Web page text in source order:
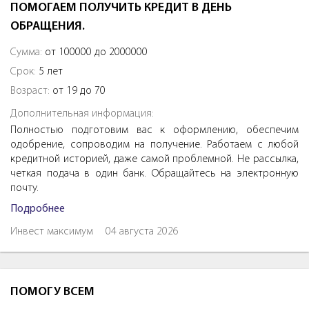
ПОМОГАЕМ ПОЛУЧИТЬ КРЕДИТ В ДЕНЬ
ОБРАЩЕНИЯ.
Сумма: от 100000 до 2000000
Срок: 5 лет
Возраст: от 19 до 70
Дополнительная информация:
Полностью подготовим вас к оформлению, обеспечим
одобрение, сопроводим на получение. Работаем с любой
кредитной историей, даже самой проблемной. Не рассылка,
четкая подача в один банк. Обращайтесь на электронную
почту.
Подробнее
Инвест максимум 04 августа 2026
ПОМОГУ ВСЕМ